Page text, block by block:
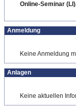
Online-Seminar
Anmeldung
Keine Anmeldung
Anlagen
Keine aktuellen